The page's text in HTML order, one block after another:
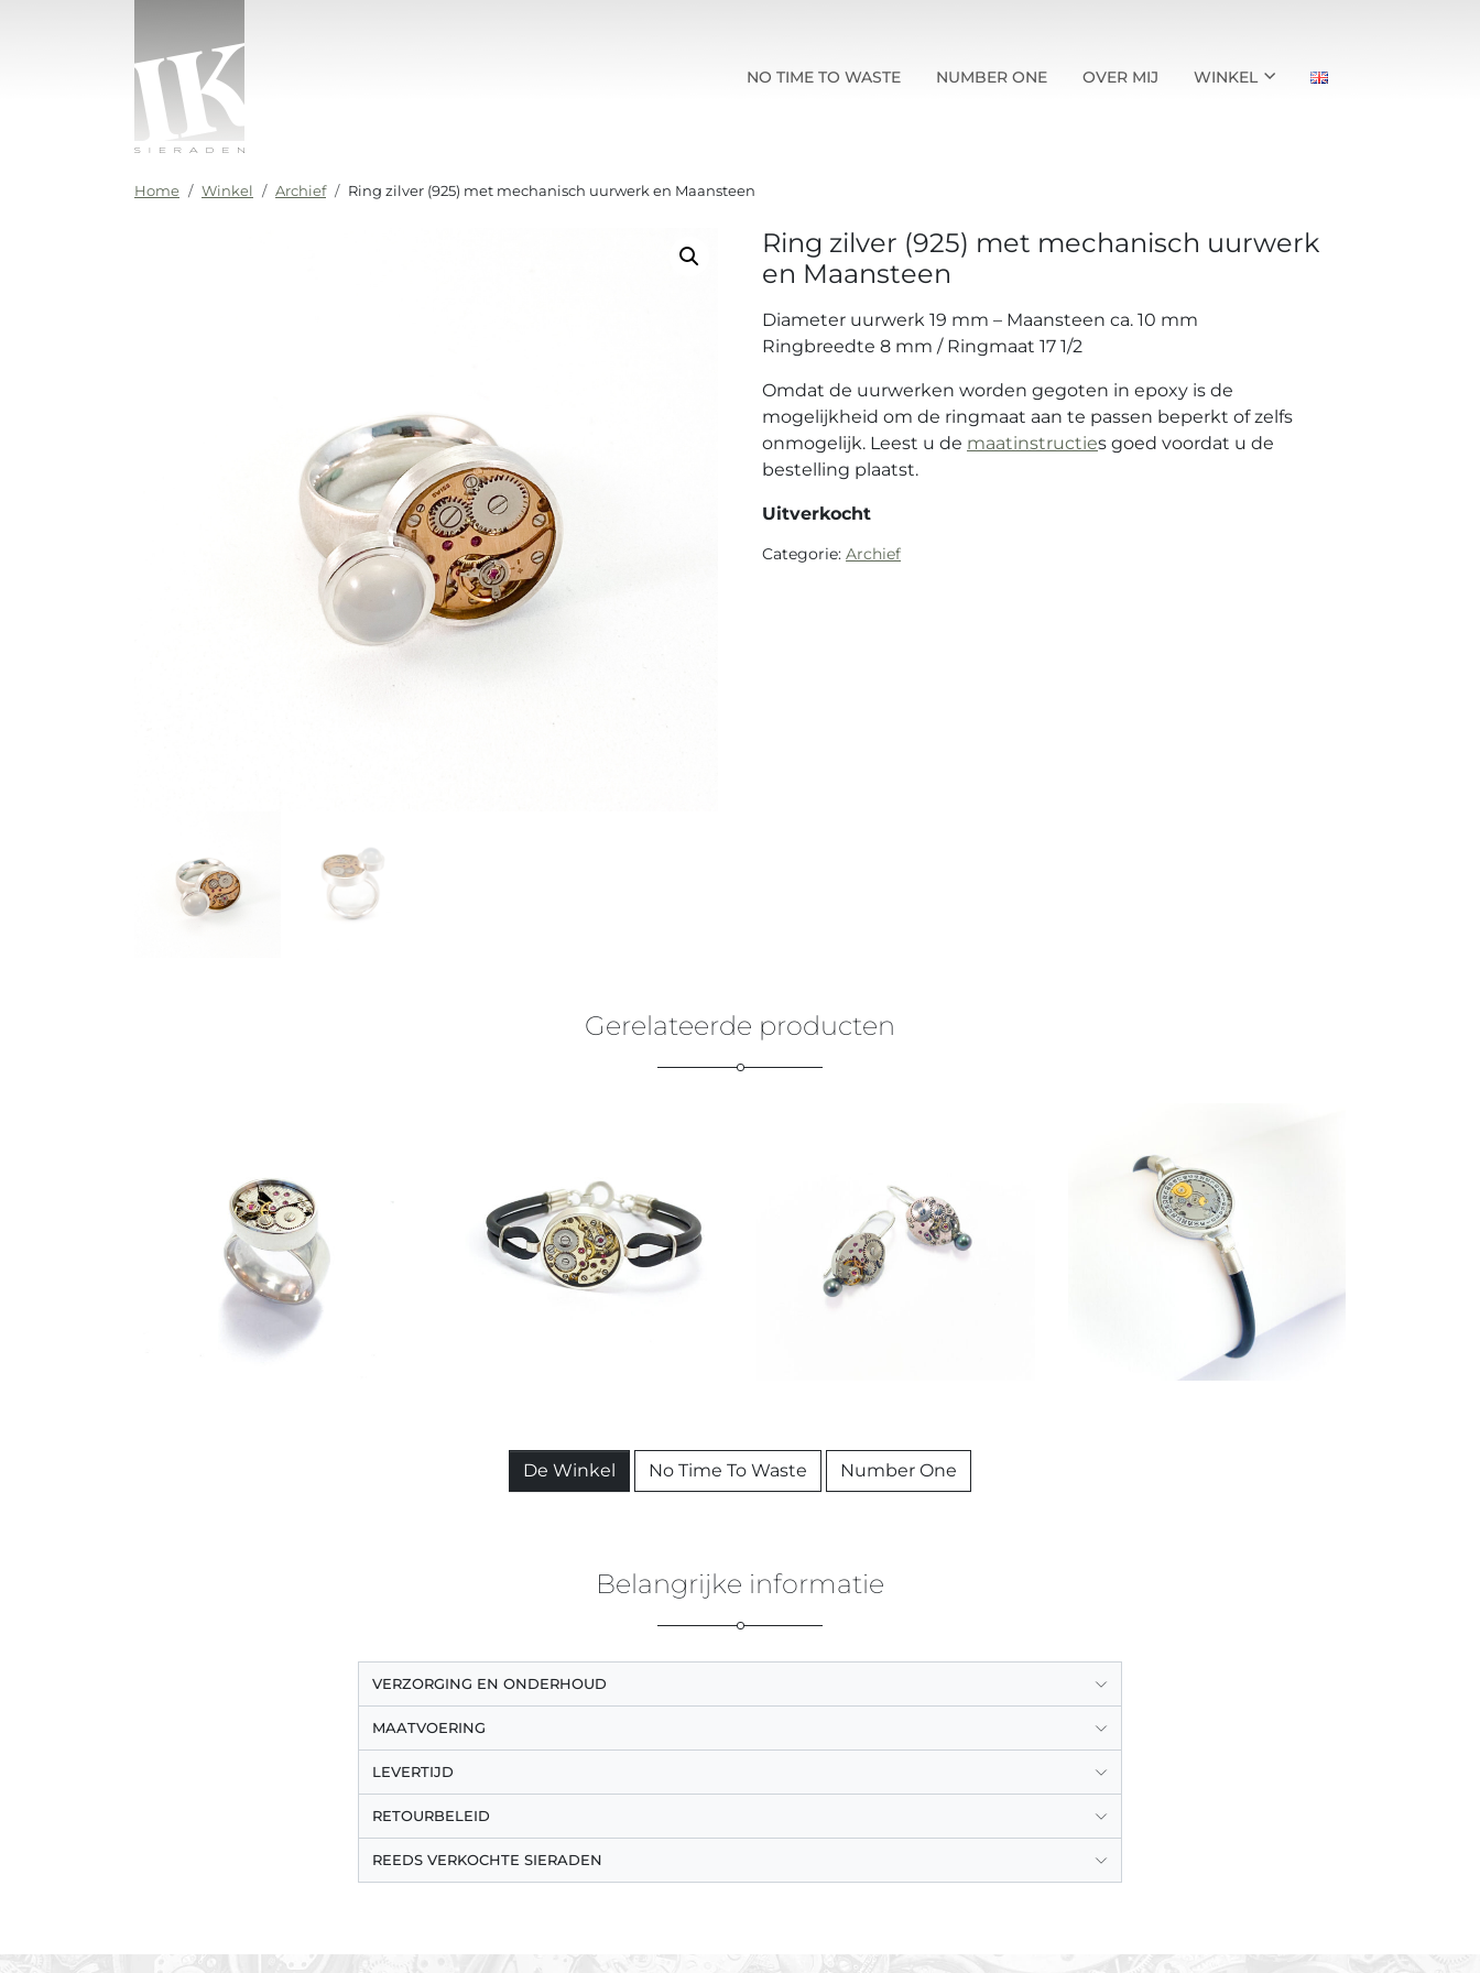
NO TIME TO WASTE NUMBER ONE OVER MIJ WINKEL
Home Winkel Archief Ring zilver (925) met mechanisch uurwerk en Maansteen
Ring zilver (925) met mechanisch uurwerk
en Maansteen
Diameter uurwerk 19 mm – Maansteen ca. 10 mm
Ringbreedte 8 mm / Ringmaat 17 1/2
Omdat de uurwerken worden gegoten in epoxy is de
mogelijkheid om de ringmaat aan te passen beperkt of zelfs
onmogelijk. Leest u de maatinstructies goed voordat u de
bestelling plaatst.
Uitverkocht
Categorie: Archief
Gerelateerde producten
De Winkel No Time To Waste Number One
Belangrijke informatie
VERZORGING EN ONDERHOUD
MAATVOERING
LEVERTIJD
RETOURBELEID
REEDS VERKOCHTE SIERADEN